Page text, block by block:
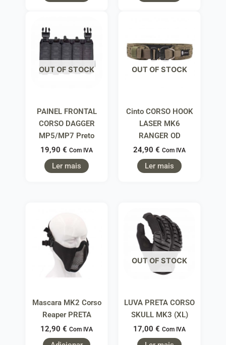
OUT OF STOCK
PAINEL FRONTAL
CORSO DAGGER
MP5/MP7 Preto
19,90 € Com IVA
Ler mais
OUT OF STOCK
Cinto CORSO HOOK
LASER MK6
RANGER OD
24,90 € Com IVA
Ler mais
Mascara MK2 Corso
Reaper PRETA
12,90 € Com IVA
OUT OF STOCK
LUVA PRETA CORSO
SKULL MK3 (XL)
17,00 € Com IVA